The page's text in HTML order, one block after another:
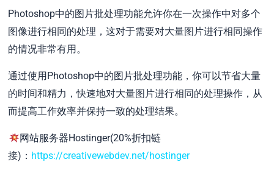
Photoshop中的图片批处理功能允许你在一次操作中对多个
图像进行相同的处理，这对于需要对大量图片进行相同操作
的情况非常有用。
通过使用Photoshop中的图片批处理功能，你可以节省大量
的时间和精力，快速地对大量图片进行相同的处理操作，从
而提高工作效率并保持一致的处理结果。
网站服务器Hostinger(20%折扣链
接)： https://creativewebdev.net/hostinger